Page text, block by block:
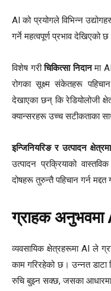
AI को प्रयोगले विभिन्न
गर्ने महत्वपूर्ण प्रभाव देखिएको
विशेष गरीचिकित्सा निदानमा AI
रोगका सूक्ष्म संकेतहरू
देखाएका छन् कि रेडियोलोजी
क्यान्सरहरू उच्च सटीकताका
इन्जिनियरिङ र उत्पादन क्षेत्रमा
उत्पादन प्रक्रियाको
दोषहरू तुरुन्तै पहिचान गर्न
ग्राहक अनुभवमा
व्यवसायिक क्षेत्रहरूमा AI ले
काम गरिरहेको छ। उन्नत डाटा
रुचि बुझ्न सक्छ, जसका आधारमा